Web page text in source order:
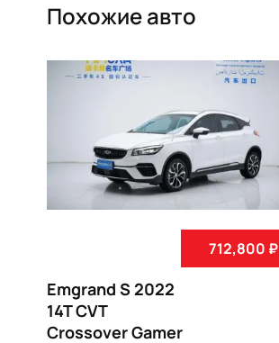
Похожие авто
712,800 ₽
Emgrand S 2022
14T CVT
Crossover Gamer